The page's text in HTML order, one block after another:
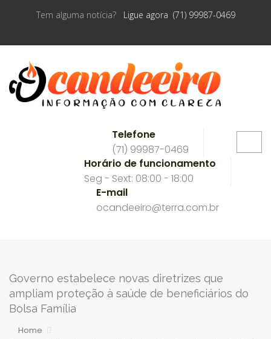
Tem alguma notícia? Ligue agora (71) 99987-0469
Telefone
(71) 99987-0469
Horário de funcionamento
Seg - Sext: 08:00 - 18:00
E-mail
ocandeeiro@terra.com.br
Governo estabelece novas diretrizes que
ampliam proteção à saúde de beneficiários do
Bolsa Família
Home